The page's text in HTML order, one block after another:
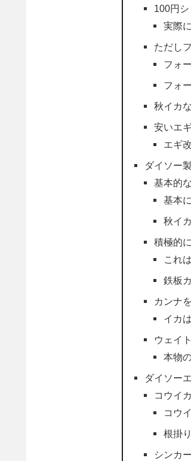
100円
実際
ただし
フォ
フォ
秋イカ
安いエ
エギ
ダイソー
基本的
基本
秋イ
積極的
これ
鉄板
カンナ
イカ
ウェイ
本物
ダイソー
コウイ
コウ
根掛
シンカ